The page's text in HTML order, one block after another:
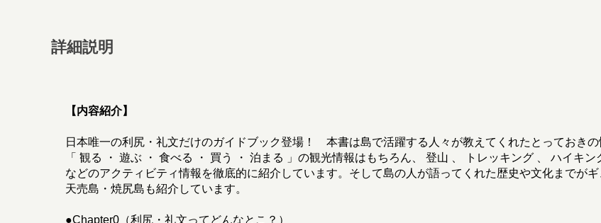
詳細説明
【内容紹介】
日本唯一の利尻・礼文だけのガイドブック登場！ 本書は島で活躍する人々が教えてくれたとっておき
「 観る ・ 遊ぶ ・ 食べる ・ 買う ・ 泊まる 」の観光情報はもちろん、 登山 、 トレッキング 、 ハイキ
などのアクティビティ情報を徹底的に紹介しています。そして島の人が語ってくれた歴史や文化までが
天売島・焼尻島も紹介しています。
●Chapter0（利尻・礼文ってどんなとこ？）